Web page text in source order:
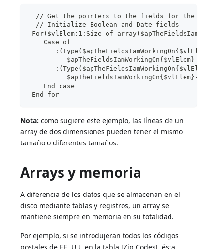
// Get the pointers to the fields for the
  // Initialize Boolean and Date fields
For($vlElem;1;Size of
    Case of
:(Type($apTheFieldsIamWorkingOn{$vlElem}-
$apTheFieldsIamWorkingOn{$vlElem}-
:(Type($apTheFieldsIamWorkingOn{$vlElem}-
$apTheFieldsIamWorkingOn{$vlElem}-
    End case
End for
Nota: como sugiere este ejemplo, las líneas de un
array de dos dimensiones pueden tener el mismo
tamaño o diferentes tamaños.
Arrays y memoria
A diferencia de los datos que se almacenan en el
disco mediante tablas y registros, un array se
mantiene siempre en memoria en su totalidad.
Por ejemplo, si se introdujeran todos los códigos
postales de EE. UU. en la tabla [Zip Codes], ésta